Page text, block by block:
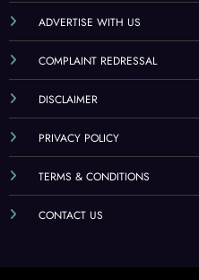
ADVERTISE WITH US
COMPLAINT REDRESSAL
DISCLAIMER
PRIVACY POLICY
TERMS & CONDITIONS
CONTACT US